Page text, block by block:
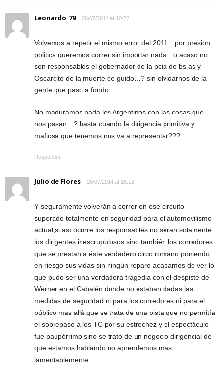
Leonardo_79 28/07/2014 at 10:22
Volvemos a repetir el mismo error del 2011…por presion
politica queremos correr sin importar nada…o acaso no
son responsables el gobernador de la pcia de bs as y
Oscarcito de la muerte de guido…? sin olvidarnos de la
gente que paso a fondo…
No maduramos nada los Argentinos con las cosas que
nos pasan…? hasta cuando la dirigencia primitiva y
mafiosa que tenemos nos va a representar???
Responder
Julio de Flores 28/07/2014 at 15:12
Y seguramente volverán a correr en ese circuito
superado totalmente en seguridad para el automovilismo
actual,si así ocurre los responsables no serán solamente
los dirigentes inescrupulosos sino también los corredores
que se prestan a éste verdadero circo romano poniendo
en riesgo sus vidas sin ningún reparo acabamos de ver lo
que pudo ser una verdadera tragedia con el despiste de
Werner en el Cabalén donde no estaban dadas las
medidas de seguridad ni para los corredores ni para el
público mas allá que se trata de una pista que no permitía
el sobrepaso a los TC por su estrechez y el espectáculo
fue paupérrimo sino se trató de un negocio dirigencial de
que estamos hablando no aprendemos mas
lamentablemente.